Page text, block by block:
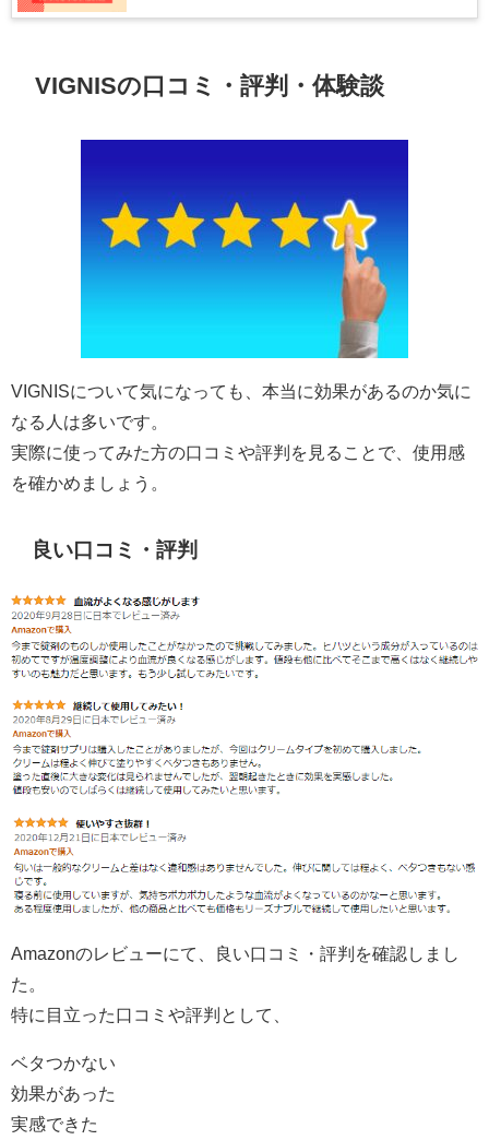
VIGNISの口コミ・評判・体験談
VIGNISについて気になっても、本当に効果があるのか気に
なる人は多いです。
実際に使ってみた方の口コミや評判を見ることで、使用感
を確かめましょう。
良い口コミ・評判
Amazonのレビューにて、良い口コミ・評判を確認しまし
た。
特に目立った口コミや評判として、
ベタつかない
効果があった
実感できた